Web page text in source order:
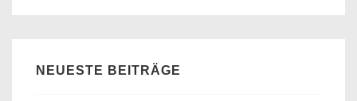
NEUESTE BEITRÄGE